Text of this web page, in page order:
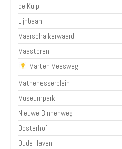
de Kuip
Lijnbaan
Maarschalkerwaard
Maastoren
Marten Meesweg
Mathenesserplein
Museumpark
Nieuwe Binnenweg
Oosterhof
Oude Haven